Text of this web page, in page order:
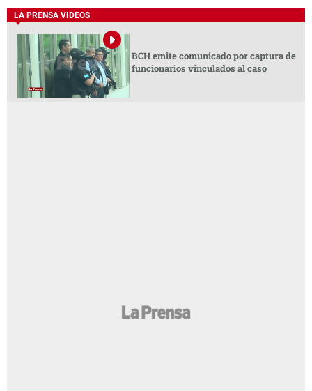
LA PRENSA VIDEOS
BCH emite comunicado por captura de
funcionarios vinculados al caso